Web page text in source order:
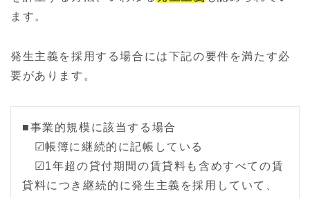
ます。
発生主義を採用する場合には下記の要件を満たす必
要があります。
■事業的規模に該当する場合
☑帳簿に継続的に記帳している
☑1年超の貸付期間の賃貸料も含めすべての賃
貸料につき継続的に発生主義を採用していて、